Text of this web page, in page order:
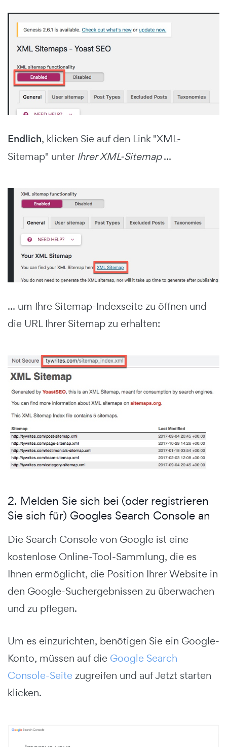
Endlich, klicken Sie auf den Link "XML-
Sitemap" unter Ihrer XML-Sitemap...
... um Ihre Sitemap-Indexseite zu öffnen und
die URL Ihrer Sitemap zu erhalten:
2. Melden Sie sich bei (oder registrieren
Sie sich für) Googles Search Console an
Die Search Console von Google ist eine
kostenlose Online-Tool-Sammlung, die es
Ihnen ermöglicht, die Position Ihrer Website in
den Google-Suchergebnissen zu überwachen
und zu pflegen.
Um es einzurichten, benötigen Sie ein Google-
Konto, müssen auf die Google Search
Console-Seite zugreifen und auf Jetzt starten
klicken.